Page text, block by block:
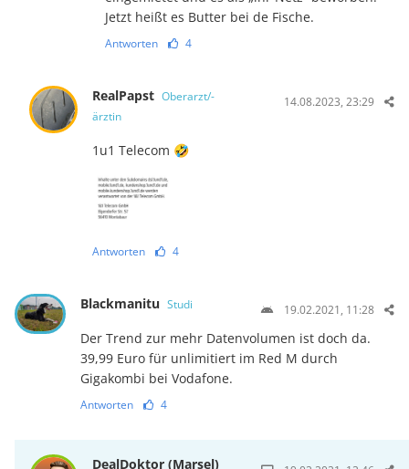
Jetzt heißt es Butter bei de Fische.
Antworten 4
RealPapst Oberarzt/-
ärztin
14.08.2023, 23:29
1u1 Telecom 🤣
Antworten 4
Blackmanitu Studi 19.02.2021, 11:28
Der Trend zur mehr Datenvolumen ist doch da.
39,99 Euro für unlimitiert im Red M durch
Gigakombi bei Vodafone.
Antworten 4
DealDoktor (Marsel)